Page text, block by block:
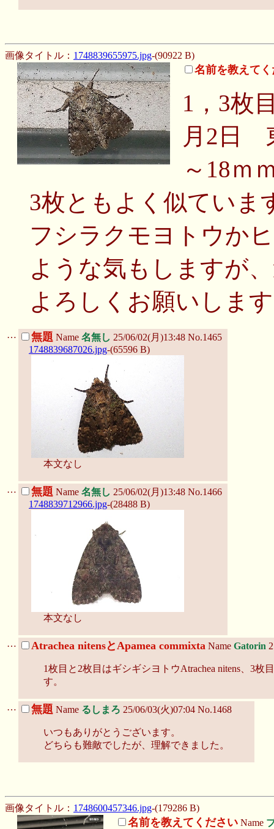
画像タイトル： 1748839655975.jpg-(90922 B)
名前を教えて
1，3枚
月2日
～18ｍ
3枚ともよく似ていま
フシラクモヨトウか
ような気もしますが
よろしくお願いしま
… 無題 Name 名無し 25/06/02(月)13:48 No.1465
1748839687026.jpg-(65596 B)
本文なし
… 無題 Name 名無し 25/06/02(月)13:48 No.1466
1748839712966.jpg-(28488 B)
本文なし
… Atrachea nitensとApamea commixta Name Gatorin
1枚目と2枚目はギシギシヨトウAtrachea nitens、3
す。
… 無題 Name るしまろ 25/06/03(火)07:04 No.1468
いつもありがとうございます。
どちらも難敵でしたが、理解できました。
画像タイトル： 1748600457346.jpg-(179286 B)
名前を教えてください Name